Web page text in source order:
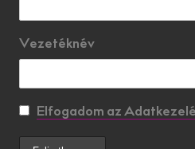
Vezetéknév
Elfogadom az